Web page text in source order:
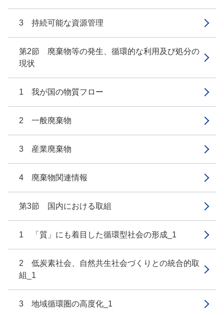
3 持続可能な資源管理
第2節 廃棄物等の発生、循環的な利用及び処分の
現状
1 我が国の物質フロー
2 一般廃棄物
3 産業廃棄物
4 廃棄物関連情報
第3節 国内における取組
1 「質」にも着目した循環型社会の形成_1
2 低炭素社会、自然共生社会づくりとの統合的取
組_1
3 地域循環圏の高度化_1